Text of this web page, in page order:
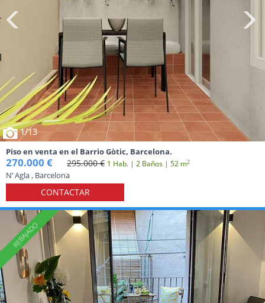
1/13
Piso en venta en el Barrio Gòtic, Barcelona.
270.000 € 295.000 € 1 Hab. | 2 Baños | 52 m2
N’ Agla , Barcelona
CONTACTAR